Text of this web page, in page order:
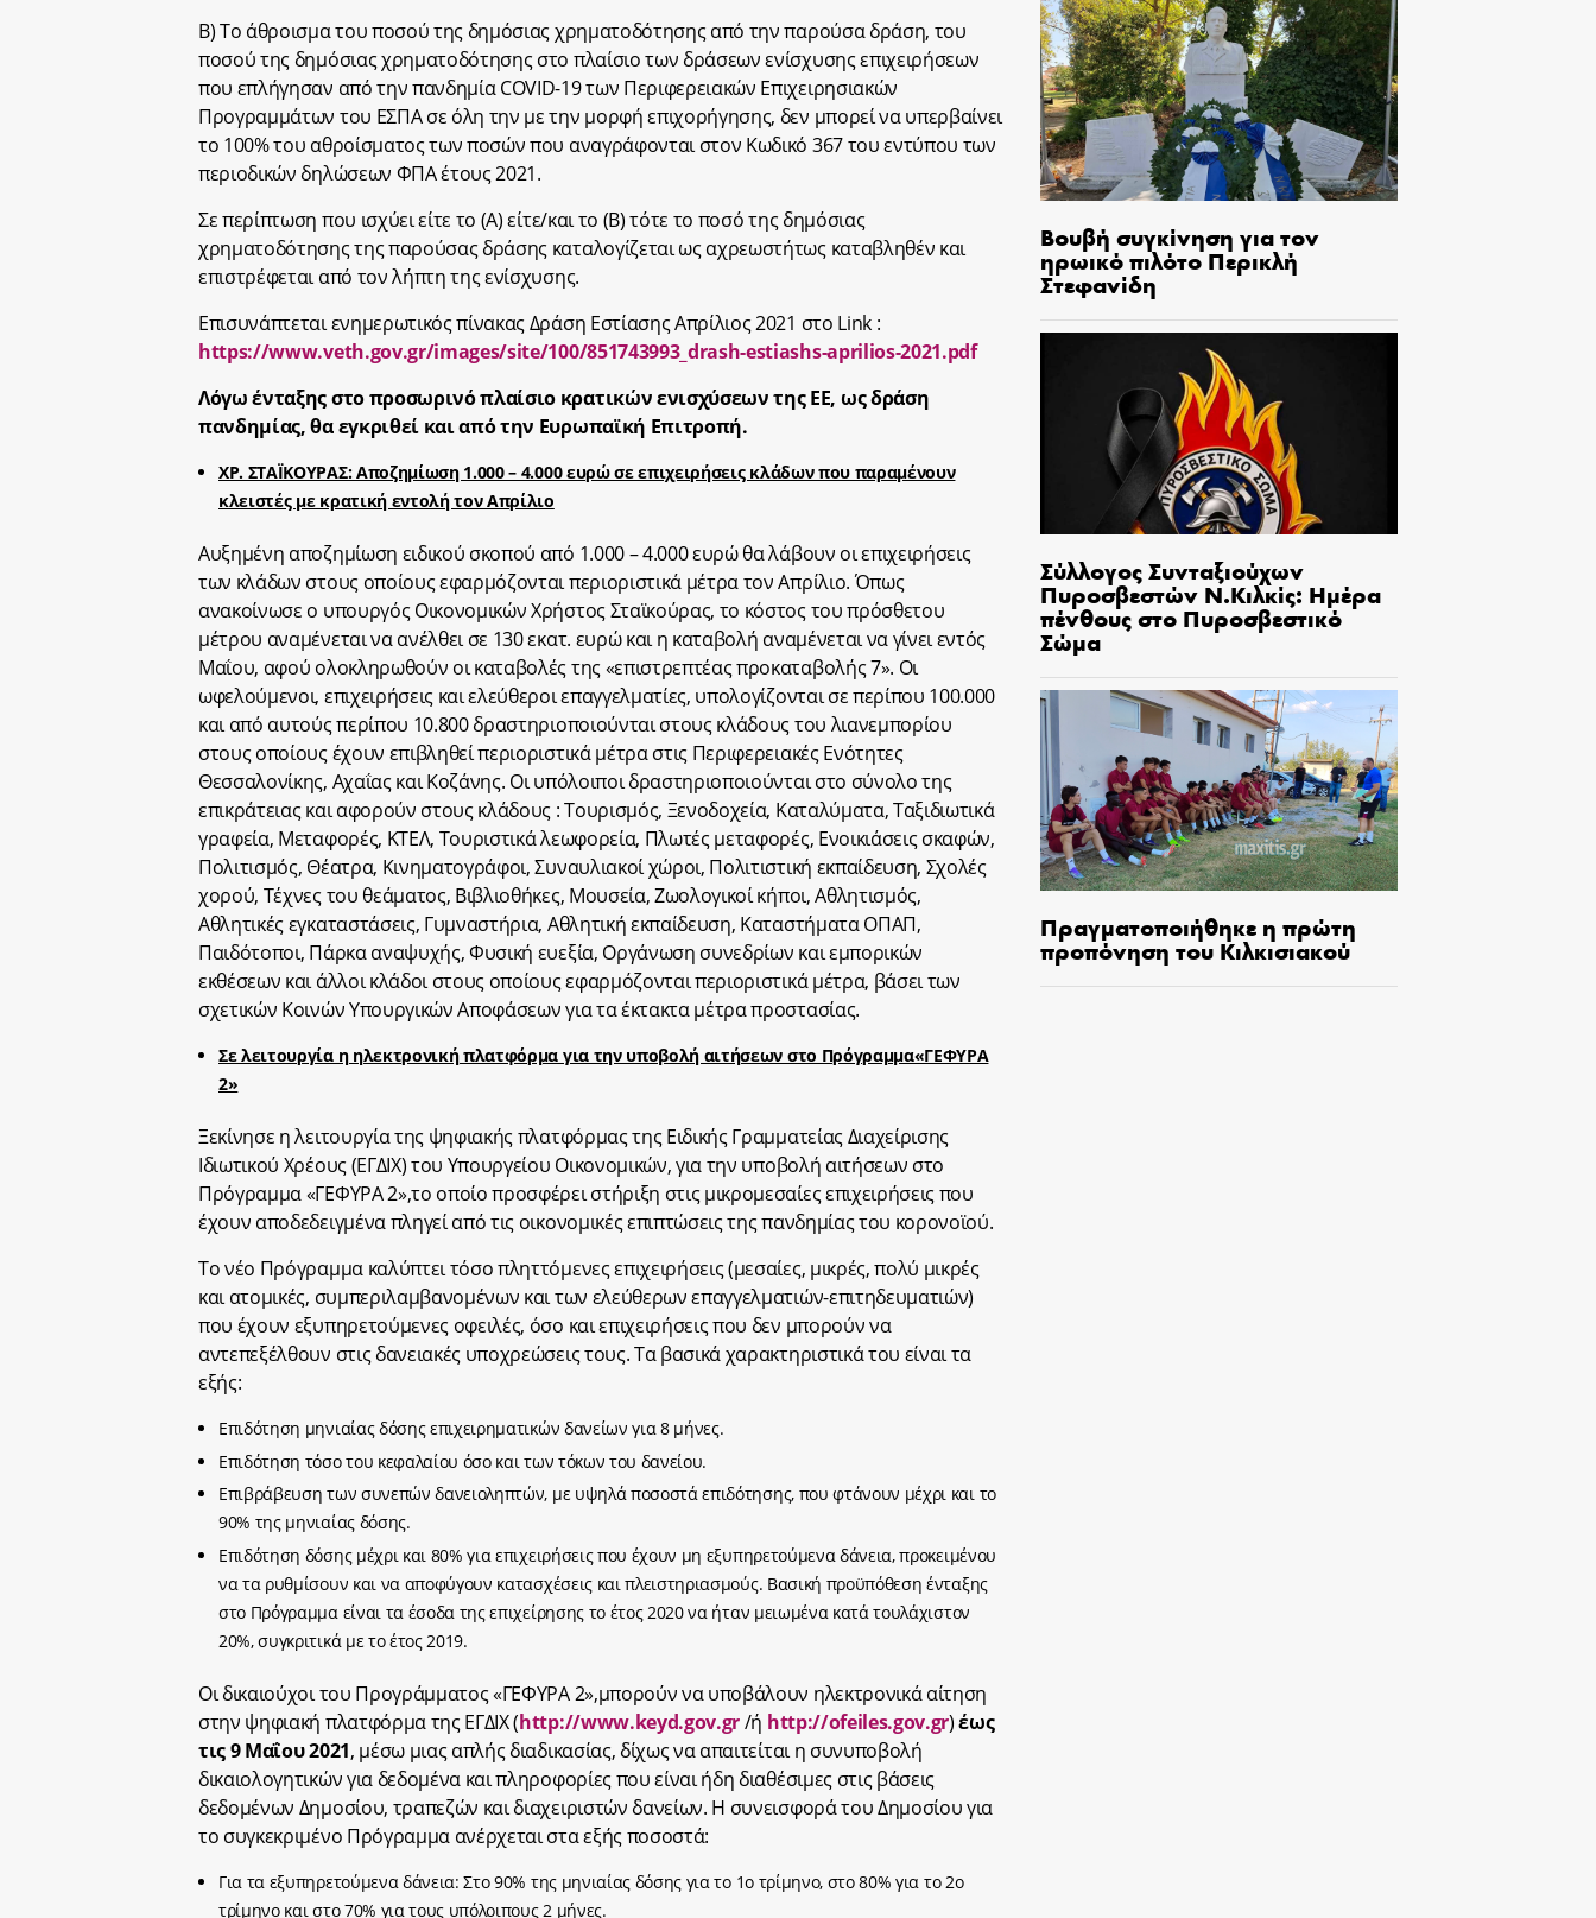
Β) Το άθροισμα του ποσού της δημόσιας χρηματοδότησης από την παρούσα δράση, του
ποσού της δημόσιας χρηματοδότησης στο πλαίσιο των δράσεων ενίσχυσης επιχειρήσεων
που επλήγησαν από την πανδημία COVID-19 των Περιφερειακών Επιχειρησιακών
Προγραμμάτων του ΕΣΠΑ σε όλη την με την μορφή επιχορήγησης, δεν μπορεί να υπερβαίνει
το 100% του αθροίσματος των ποσών που αναγράφονται στον Κωδικό 367 του εντύπου των
περιοδικών δηλώσεων ΦΠΑ έτους 2021.
Σε περίπτωση που ισχύει είτε το (Α) είτε/και το (Β) τότε το ποσό της δημόσιας
χρηματοδότησης της παρούσας δράσης καταλογίζεται ως αχρεωστήτως καταβληθέν και
επιστρέφεται από τον λήπτη της ενίσχυσης.
Επισυνάπτεται ενημερωτικός πίνακας Δράση Εστίασης Απρίλιος 2021 στο Link :
https://www.veth.gov.gr/images/site/100/851743993_drash-estiashs-aprilios-2021.pdf
Λόγω ένταξης στο προσωρινό πλαίσιο κρατικών ενισχύσεων της ΕΕ, ως δράση
πανδημίας, θα εγκριθεί και από την Ευρωπαϊκή Επιτροπή.
ΧΡ. ΣΤΑΪΚΟΥΡΑΣ: Αποζημίωση 1.000 – 4.000 ευρώ σε επιχειρήσεις κλάδων που παραμένουν
κλειστές με κρατική εντολή τον Απρίλιο
Αυξημένη αποζημίωση ειδικού σκοπού από 1.000 – 4.000 ευρώ θα λάβουν οι επιχειρήσεις
των κλάδων στους οποίους εφαρμόζονται περιοριστικά μέτρα τον Απρίλιο. Όπως
ανακοίνωσε ο υπουργός Οικονομικών Χρήστος Σταϊκούρας, το κόστος του πρόσθετου
μέτρου αναμένεται να ανέλθει σε 130 εκατ. ευρώ και η καταβολή αναμένεται να γίνει εντός
Μαΐου, αφού ολοκληρωθούν οι καταβολές της «επιστρεπτέας προκαταβολής 7». Οι
ωφελούμενοι, επιχειρήσεις και ελεύθεροι επαγγελματίες, υπολογίζονται σε περίπου 100.000
και από αυτούς περίπου 10.800 δραστηριοποιούνται στους κλάδους του λιανεμπορίου
στους οποίους έχουν επιβληθεί περιοριστικά μέτρα στις Περιφερειακές Ενότητες
Θεσσαλονίκης, Αχαΐας και Κοζάνης. Οι υπόλοιποι δραστηριοποιούνται στο σύνολο της
επικράτειας και αφορούν στους κλάδους : Τουρισμός, Ξενοδοχεία, Καταλύματα, Ταξιδιωτικά
γραφεία, Μεταφορές, ΚΤΕΛ, Τουριστικά λεωφορεία, Πλωτές μεταφορές, Ενοικιάσεις σκαφών,
Πολιτισμός, Θέατρα, Κινηματογράφοι, Συναυλιακοί χώροι, Πολιτιστική εκπαίδευση, Σχολές
χορού, Τέχνες του θεάματος, Βιβλιοθήκες, Μουσεία, Ζωολογικοί κήποι, Αθλητισμός,
Αθλητικές εγκαταστάσεις, Γυμναστήρια, Αθλητική εκπαίδευση, Καταστήματα ΟΠΑΠ,
Παιδότοποι, Πάρκα αναψυχής, Φυσική ευεξία, Οργάνωση συνεδρίων και εμπορικών
εκθέσεων και άλλοι κλάδοι στους οποίους εφαρμόζονται περιοριστικά μέτρα, βάσει των
σχετικών Κοινών Υπουργικών Αποφάσεων για τα έκτακτα μέτρα προστασίας.
Σε λειτουργία η ηλεκτρονική πλατφόρμα για την υποβολή αιτήσεων στο Πρόγραμμα«ΓΕΦΥΡΑ
2»
Ξεκίνησε η λειτουργία της ψηφιακής πλατφόρμας της Ειδικής Γραμματείας Διαχείρισης
Ιδιωτικού Χρέους (ΕΓΔΙΧ) του Υπουργείου Οικονομικών, για την υποβολή αιτήσεων στο
Πρόγραμμα «ΓΕΦΥΡΑ 2»,το οποίο προσφέρει στήριξη στις μικρομεσαίες επιχειρήσεις που
έχουν αποδεδειγμένα πληγεί από τις οικονομικές επιπτώσεις της πανδημίας του κορονοϊού.
Το νέο Πρόγραμμα καλύπτει τόσο πληττόμενες επιχειρήσεις (μεσαίες, μικρές, πολύ μικρές
και ατομικές, συμπεριλαμβανομένων και των ελεύθερων επαγγελματιών-επιτηδευματιών)
που έχουν εξυπηρετούμενες οφειλές, όσο και επιχειρήσεις που δεν μπορούν να
αντεπεξέλθουν στις δανειακές υποχρεώσεις τους. Τα βασικά χαρακτηριστικά του είναι τα
εξής:
Επιδότηση μηνιαίας δόσης επιχειρηματικών δανείων για 8 μήνες.
Επιδότηση τόσο του κεφαλαίου όσο και των τόκων του δανείου.
Επιβράβευση των συνεπών δανειοληπτών, με υψηλά ποσοστά επιδότησης, που φτάνουν μέχρι και το
90% της μηνιαίας δόσης.
Επιδότηση δόσης μέχρι και 80% για επιχειρήσεις που έχουν μη εξυπηρετούμενα δάνεια, προκειμένου
να τα ρυθμίσουν και να αποφύγουν κατασχέσεις και πλειστηριασμούς. Βασική προϋπόθεση ένταξης
στο Πρόγραμμα είναι τα έσοδα της επιχείρησης το έτος 2020 να ήταν μειωμένα κατά τουλάχιστον
20%, συγκριτικά με το έτος 2019.
Οι δικαιούχοι του Προγράμματος «ΓΕΦΥΡΑ 2»,μπορούν να υποβάλουν ηλεκτρονικά αίτηση
στην ψηφιακή πλατφόρμα της ΕΓΔΙΧ (http://www.keyd.gov.gr/ή http://ofeiles.gov.gr)έως
τις 9 Μαΐου 2021, μέσω μιας απλής διαδικασίας, δίχως να απαιτείται η συνυποβολή
δικαιολογητικών για δεδομένα και πληροφορίες που είναι ήδη διαθέσιμες στις βάσεις
δεδομένων Δημοσίου, τραπεζών και διαχειριστών δανείων. Η συνεισφορά του Δημοσίου για
το συγκεκριμένο Πρόγραμμα ανέρχεται στα εξής ποσοστά:
Για τα εξυπηρετούμενα δάνεια: Στο 90% της μηνιαίας δόσης για το 1ο τρίμηνο, στο 80% για το 2ο
τρίμηνο και στο 70% για τους υπόλοιπους 2 μήνες.
Βουβή συγκίνηση για τον
ηρωικό πιλότο Περικλή
Στεφανίδη
Σύλλογος Συνταξιούχων
Πυροσβεστών Ν.Κιλκίς: Ημέρα
πένθους στο Πυροσβεστικό
Σώμα
Πραγματοποιήθηκε η πρώτη
προπόνηση του Κιλκισιακού